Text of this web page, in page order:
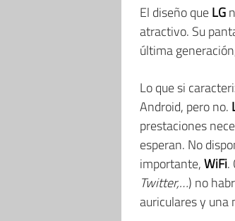
El diseño queLG
atractivo. Su
última
Lo que si
Android, pero no.
prestaciones
esperan. No
importante,WiFi.
Twitter,…) no
auriculares y una